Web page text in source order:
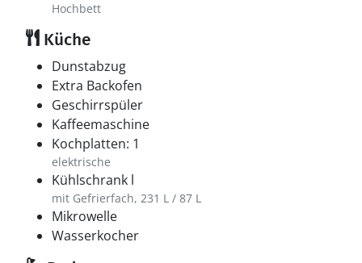
Hochbett
Küche
Dunstabzug
Extra Backofen
Geschirrspüler
Kaffeemaschine
Kochplatten: 1
elektrische
Kühlschrank l
mit Gefrierfach, 231 L / 87 L
Mikrowelle
Wasserkocher